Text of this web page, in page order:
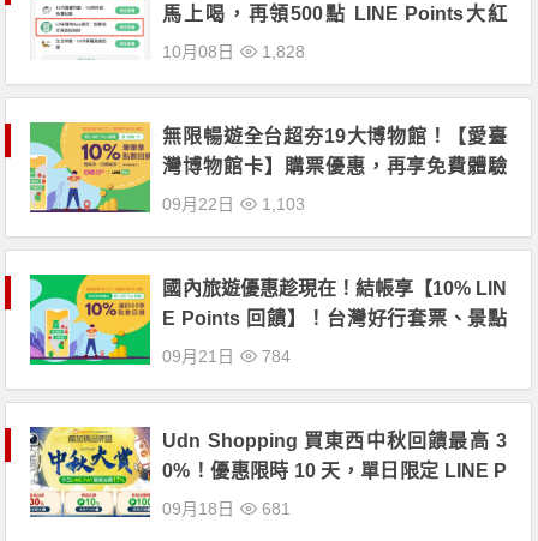
馬上喝，再領500點 LINE Points大紅
包！
10月08日 1,828
無限暢遊全台超夯19大博物館！【愛臺
灣博物館卡】購票優惠，再享免費體驗
活動
09月22日 1,103
國內旅遊優惠趁現在！結帳享【10% LIN
E Points 回饋】！台灣好行套票、景點
門票同享優惠！
09月21日 784
Udn Shopping 買東西中秋回饋最高 3
0%！優惠限時 10 天，單日限定 LINE P
OINTS 50% 回饋！
09月18日 681